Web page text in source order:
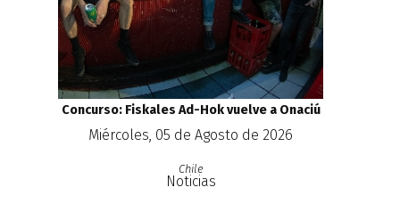
Concurso: Fiskales Ad-Hok vuelve a Onaciú
Miércoles, 05 de Agosto de 2026
Chile
Noticias